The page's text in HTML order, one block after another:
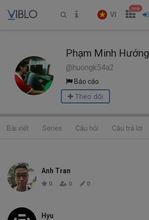
VI
new
Phạm Minh Hướng
@huongk54a2
Báo cáo
Theo dõi
Bài viết Series Câu hỏi Câu trả lời
Anh Tran
0 0 0
Hyu